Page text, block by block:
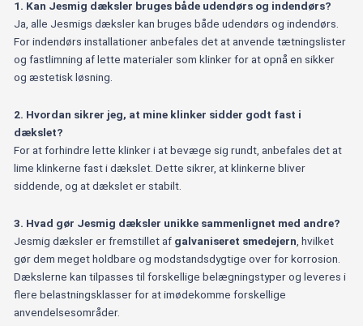
1. Kan Jesmig dæksler bruges både udendørs og indendørs?
Ja, alle Jesmigs dæksler kan bruges både udendørs og indendørs.
For indendørs installationer anbefales det at anvende tætningslister
og fastlimning af lette materialer som klinker for at opnå en sikker
og æstetisk løsning.
2. Hvordan sikrer jeg, at mine klinker sidder godt fast i
dækslet?
For at forhindre lette klinker i at bevæge sig rundt, anbefales det at
lime klinkerne fast i dækslet. Dette sikrer, at klinkerne bliver
siddende, og at dækslet er stabilt.
3. Hvad gør Jesmig dæksler unikke sammenlignet med andre?
Jesmig dæksler er fremstillet af galvaniseret smedejern , hvilket
gør dem meget holdbare og modstandsdygtige over for korrosion.
Dækslerne kan tilpasses til forskellige belægningstyper og leveres i
flere belastningsklasser for at imødekomme forskellige
anvendelsesområder.